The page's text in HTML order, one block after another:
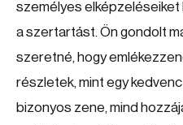
személyes
a szertartást. Ön gondolt
szeretné, hogy
részletek, mint egy
bizonyos zene, mind